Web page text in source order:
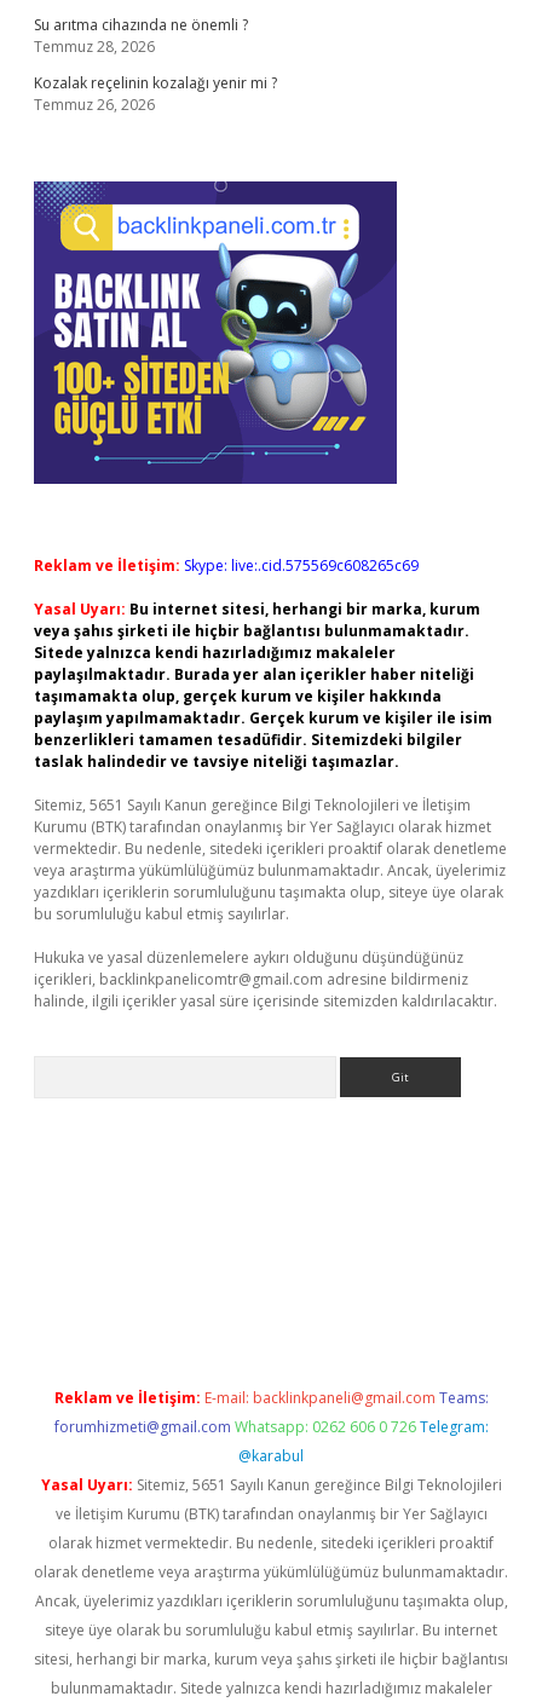
Su arıtma cihazında ne önemli ?
Temmuz 28, 2026
Kozalak reçelinin kozalağı yenir mi ?
Temmuz 26, 2026
Reklam ve İletişim: Skype: live:.cid.575569c608265c69
Yasal Uyarı: Bu internet sitesi, herhangi bir marka, kurum
veya şahıs şirketi ile hiçbir bağlantısı bulunmamaktadır.
Sitede yalnızca kendi hazırladığımız makaleler
paylaşılmaktadır. Burada yer alan içerikler haber niteliği
taşımamakta olup, gerçek kurum ve kişiler hakkında
paylaşım yapılmamaktadır. Gerçek kurum ve kişiler ile isim
benzerlikleri tamamen tesadüfidir. Sitemizdeki bilgiler
taslak halindedir ve tavsiye niteliği taşımazlar.
Sitemiz, 5651 Sayılı Kanun gereğince Bilgi Teknolojileri ve İletişim
Kurumu (BTK) tarafından onaylanmış bir Yer Sağlayıcı olarak hizmet
vermektedir. Bu nedenle, sitedeki içerikleri proaktif olarak denetleme
veya araştırma yükümlülüğümüz bulunmamaktadır. Ancak, üyelerimiz
yazdıkları içeriklerin sorumluluğunu taşımakta olup, siteye üye olarak
bu sorumluluğu kabul etmiş sayılırlar.
Hukuka ve yasal düzenlemelere aykırı olduğunu düşündüğünüz
içerikleri, backlinkpanelicomtr@gmail.com adresine bildirmeniz
halinde, ilgili içerikler yasal süre içerisinde sitemizden kaldırılacaktır.
Reklam ve İletişim: E-mail: backlinkpaneli@gmail.com Teams:
forumhizmeti@gmail.com Whatsapp: 0262 606 0 726 Telegram:
@karabul
Yasal Uyarı: Sitemiz, 5651 Sayılı Kanun gereğince Bilgi Teknolojileri
ve İletişim Kurumu (BTK) tarafından onaylanmış bir Yer Sağlayıcı
olarak hizmet vermektedir. Bu nedenle, sitedeki içerikleri proaktif
olarak denetleme veya araştırma yükümlülüğümüz bulunmamaktadır.
Ancak, üyelerimiz yazdıkları içeriklerin sorumluluğunu taşımakta olup,
siteye üye olarak bu sorumluluğu kabul etmiş sayılırlar. Bu internet
sitesi, herhangi bir marka, kurum veya şahıs şirketi ile hiçbir bağlantısı
bulunmamaktadır. Sitede yalnızca kendi hazırladığımız makaleler